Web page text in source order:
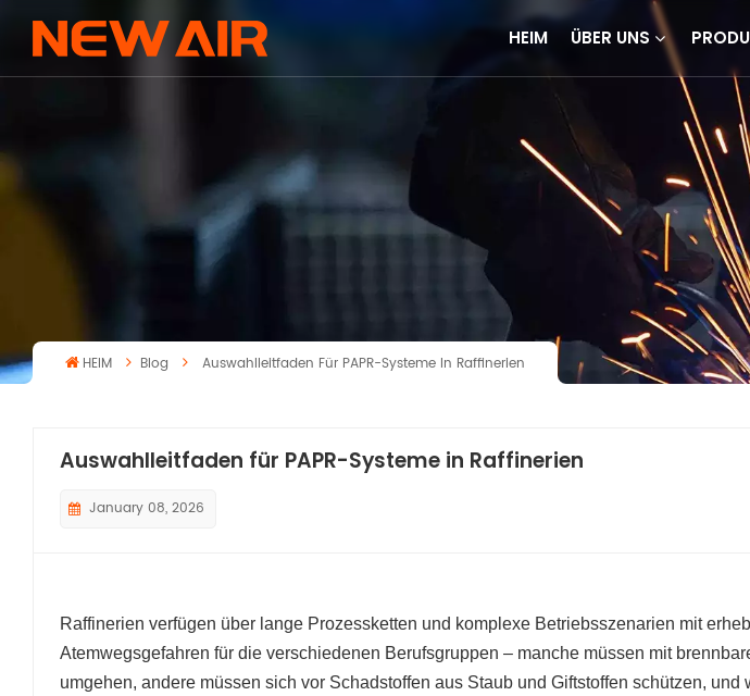
HEIM ÜBER UNS
HEIM Blog Auswahlleitfaden Für PAPR-Systeme In Raffinerien
Auswahlleitfaden für PAPR-Systeme in Raffinerien
January 08, 2026
Raffinerien verfügen über lange Prozessketten und komplexe Betriebsszenarien mit
Atemwegsgefahren für die verschiedenen Berufsgruppen – manche müssen mit
umgehen, andere müssen sich vor Schadstoffen aus Staub und Giftstoffen schützen,